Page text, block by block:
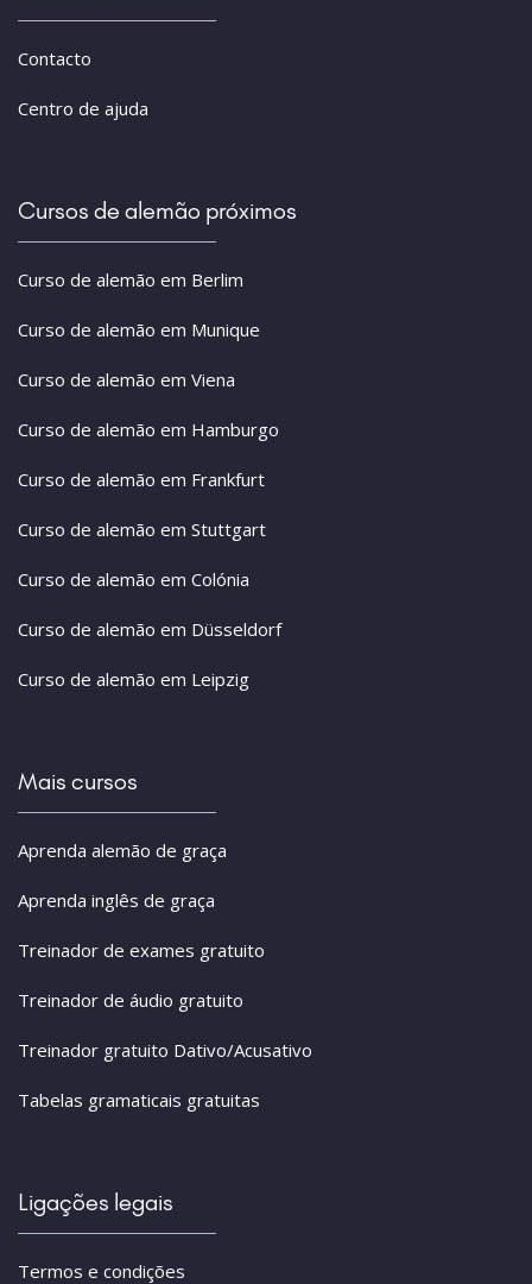
Contacto
Centro de ajuda
Cursos de alemão próximos
Curso de alemão em Berlim
Curso de alemão em Munique
Curso de alemão em Viena
Curso de alemão em Hamburgo
Curso de alemão em Frankfurt
Curso de alemão em Stuttgart
Curso de alemão em Colónia
Curso de alemão em Düsseldorf
Curso de alemão em Leipzig
Mais cursos
Aprenda alemão de graça
Aprenda inglês de graça
Treinador de exames gratuito
Treinador de áudio gratuito
Treinador gratuito Dativo/Acusativo
Tabelas gramaticais gratuitas
Ligações legais
Termos e condições